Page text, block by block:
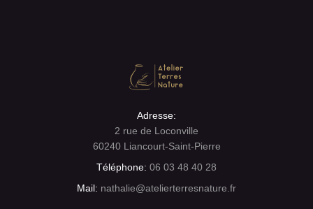
Adresse:
2 rue de Loconville
60240 Liancourt-Saint-Pierre
Téléphone: 06 03 48 40 28
Mail: nathalie@atelierterresnature.fr